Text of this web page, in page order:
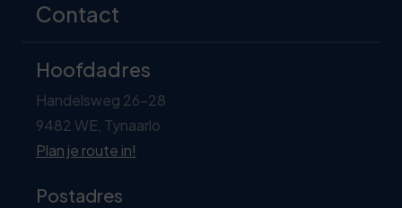
Contact
Hoofdadres
Handelsweg 26-28
9482 WE, Tynaarlo
Plan je route in!
Postadres